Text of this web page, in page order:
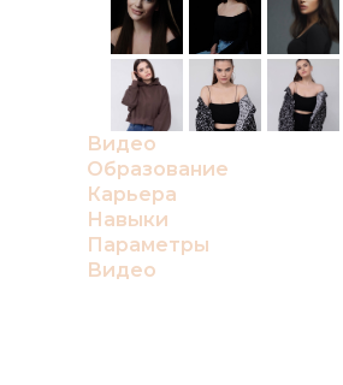
Видео
Образование
Карьера
Навыки
Параметры
Видео